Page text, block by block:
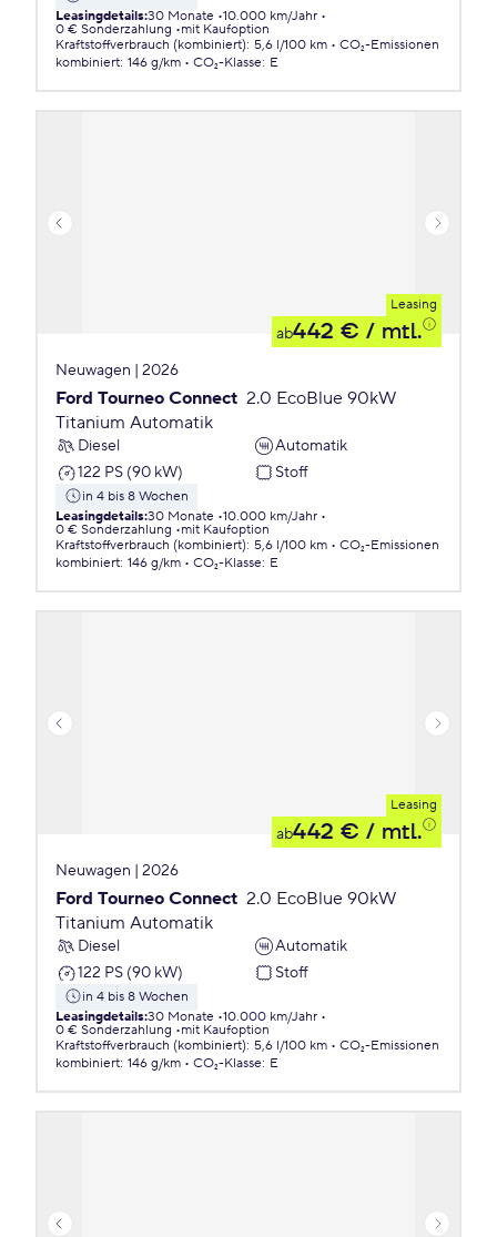
Leasingdetails:30 Monate 10.000 km/Jahr
0 € Sonderzahlung
mit Kaufoption
Kraftstoffverbrauch (kombiniert): 5,6 l/100 km
CO₂-Emissionen
kombiniert: 146 g/km CO₂-Klasse: E
Leasing
ab442 € / mtl.
Neuwagen | 2026
Ford Tourneo Connect 2.0 EcoBlue 90kW
Titanium Automatik
Diesel
Automatik
122 PS (90 kW)
Stoff
in 4 bis 8 Wochen
Leasingdetails:30 Monate 10.000 km/Jahr
0 € Sonderzahlung
mit Kaufoption
Kraftstoffverbrauch (kombiniert): 5,6 l/100 km
CO₂-Emissionen
kombiniert: 146 g/km CO₂-Klasse: E
Leasing
ab442 € / mtl.
Neuwagen | 2026
Ford Tourneo Connect 2.0 EcoBlue 90kW
Titanium Automatik
Diesel
Automatik
122 PS (90 kW)
Stoff
in 4 bis 8 Wochen
Leasingdetails:30 Monate 10.000 km/Jahr
0 € Sonderzahlung
mit Kaufoption
Kraftstoffverbrauch (kombiniert): 5,6 l/100 km
CO₂-Emissionen
kombiniert: 146 g/km CO₂-Klasse: E